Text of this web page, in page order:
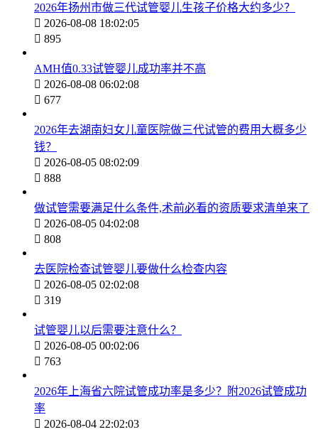
2026年扬州市做三代试管婴儿生孩子价格大约多少？
 2026-08-08 18:02:05
 895
AMH值0.33试管婴儿成功率并不高
 2026-08-08 06:02:08
 677
2026年去湖南妇女儿童医院做三代试管的费用大概多少
钱？
 2026-08-05 08:02:09
 888
做试管需要满足什么条件,术前必看的资质要求清单来了
 2026-08-05 04:02:08
 808
去医院检查试管婴儿要做什么检查内容
 2026-08-05 02:02:08
 319
试管婴儿以后需要注意什么？
 2026-08-05 00:02:06
 763
2026年上海省六院试管成功率是多少？附2026试管成功
率
 2026-08-04 22:02:03